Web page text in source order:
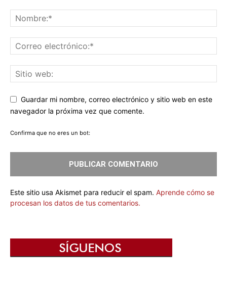
Guardar mi nombre, correo electrónico y sitio web en este
navegador la próxima vez que comente.
Confirma que no eres un bot:
Este sitio usa Akismet para reducir el spam. Aprende cómo se
procesan los datos de tus comentarios.